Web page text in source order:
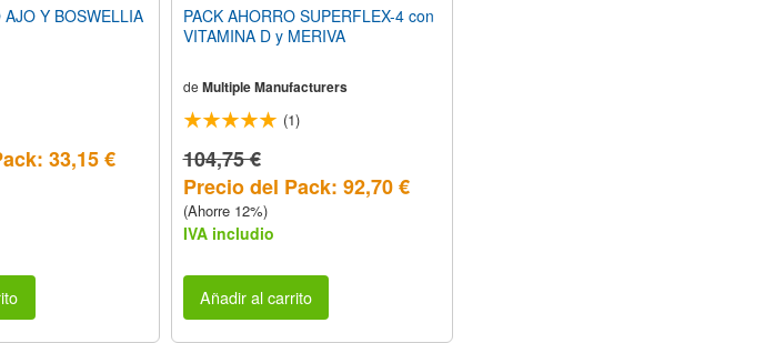
AJO Y BOSWELLIA
33,15 €
PACK AHORRO SUPERFLEX-4 con
VITAMINA D y MERIVA
de Multiple Manufacturers
(1)
104,75 €
Precio del Pack: 92,70 €
(Ahorre 12%)
IVA includio
Añadir al carrito